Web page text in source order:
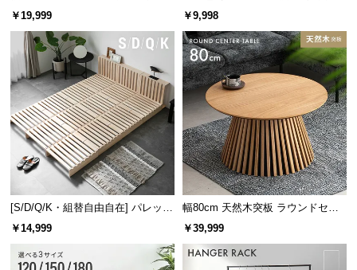
芝葉目付数 約920,000本/㎡
ステッチ数 約23,100本/㎡
レーム ダイニング 大理石調 4人掛
￥19,999
ズシェルチェア
￥9,998
[S/D/Q/K・組替自由自在] パレット
ベッド 8/12/16枚セット
￥14,999
幅80cm 天然木突板 ラウンドセン
ターテーブル 美しい格子デザイン
￥39,999